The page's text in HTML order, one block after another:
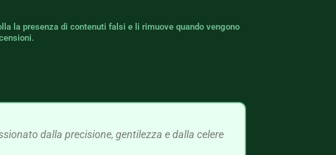
la presenza di contenuti falsi e li rimuove quando vengono
dalla precisione, gentilezza e dalla celere